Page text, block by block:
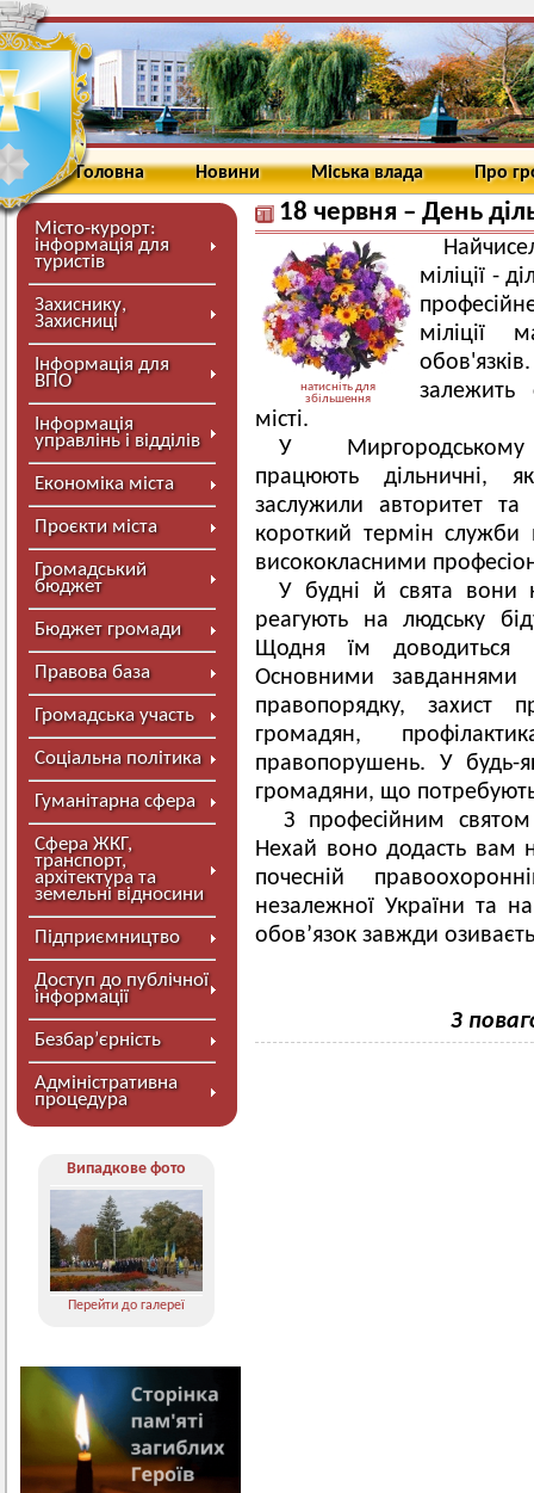
Головна Новини Міська влада Про
Місто-курорт:
інформація для
туристів
Захиснику,
Захисниці
Інформація для
ВПО
Інформація
управлінь і відділів
Економіка міста
Проєкти міста
Громадський
бюджет
Бюджет громади
Правова база
Громадська участь
Соціальна політика
Гуманітарна сфера
Сфера ЖКГ,
транспорт,
архітектура та
земельні відносини
Підприємництво
Доступ до публічної
інформації
Безбар’єрність
Адміністративна
процедура
Випадкове фото
Перейти до галереї
18 червня – День
натисніть для
збільшення
міліції -
міліції
залежить
місті.
У Миргородському
працюють дільничні,
заслужили авторитет
короткий термін служби
висококласними
У будні й свята вони
реагують на людську
Щодня їм доводиться
Основними завданнями
правопорядку, захист
громадян,
правопорушень. У будь-
громадяни, що
З професійним святом
Нехай воно додасть вам
почесній
незалежної України та
обов’язок завжди
З